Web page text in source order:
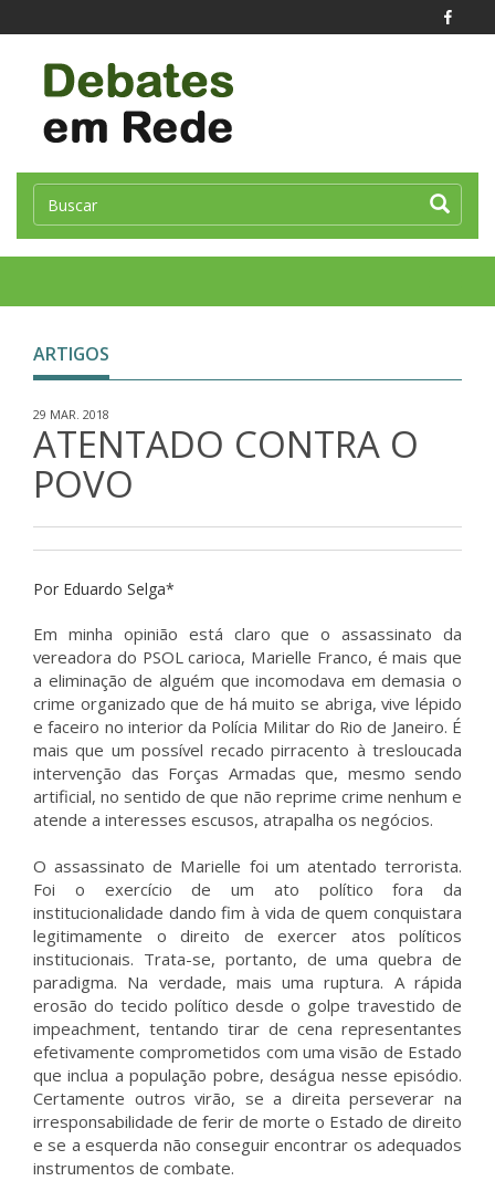
ARTIGOS
29 MAR. 2018
ATENTADO CONTRA O
POVO
Por Eduardo Selga*
Em minha opinião está claro que o assassinato da
vereadora do PSOL carioca, Marielle Franco, é mais que
a eliminação de alguém que incomodava em demasia o
crime organizado que de há muito se abriga, vive lépido
e faceiro no interior da Polícia Militar do Rio de Janeiro. É
mais que um possível recado pirracento à tresloucada
intervenção das Forças Armadas que, mesmo sendo
artificial, no sentido de que não reprime crime nenhum e
atende a interesses escusos, atrapalha os negócios.
O assassinato de Marielle foi um atentado terrorista.
Foi o exercício de um ato político fora da
institucionalidade dando fim à vida de quem conquistara
legitimamente o direito de exercer atos políticos
institucionais. Trata-se, portanto, de uma quebra de
paradigma. Na verdade, mais uma ruptura. A rápida
erosão do tecido político desde o golpe travestido de
impeachment, tentando tirar de cena representantes
efetivamente comprometidos com uma visão de Estado
que inclua a população pobre, deságua nesse episódio.
Certamente outros virão, se a direita perseverar na
irresponsabilidade de ferir de morte o Estado de direito
e se a esquerda não conseguir encontrar os adequados
instrumentos de combate.